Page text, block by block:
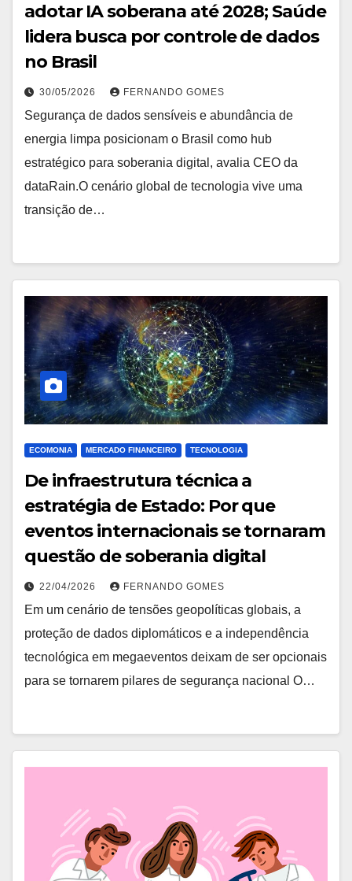
adotar IA soberana até 2028; Saúde
lidera busca por controle de dados
no Brasil
30/05/2026 FERNANDO GOMES
Segurança de dados sensíveis e abundância de
energia limpa posicionam o Brasil como hub
estratégico para soberania digital, avalia CEO da
dataRain.O cenário global de tecnologia vive uma
transição de…
ECOMONIA MERCADO FINANCEIRO TECNOLOGIA
De infraestrutura técnica a
estratégia de Estado: Por que
eventos internacionais se tornaram
questão de soberania digital
22/04/2026 FERNANDO GOMES
Em um cenário de tensões geopolíticas globais, a
proteção de dados diplomáticos e a independência
tecnológica em megaeventos deixam de ser opcionais
para se tornarem pilares de segurança nacional O…